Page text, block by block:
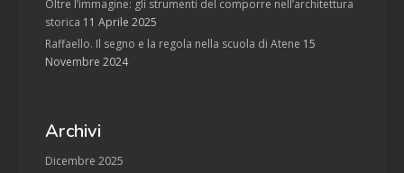
Oltre l’immagine: gli strumenti del comporre nell’architettura
storica 11 Aprile 2025
Raffaello. Il segno e la regola nella scuola di Atene 15
Novembre 2024
Archivi
Dicembre 2025